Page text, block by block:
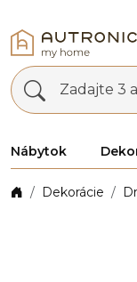
Zadajte 3
Nábytok
Dekorácie